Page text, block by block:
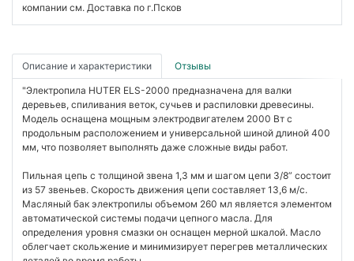
компании см. Доставка по г.Псков
Описание и характеристики Отзывы
"Электропила HUTER ELS-2000 предназначена для валки
деревьев, спиливания веток, сучьев и распиловки древесины.
Модель оснащена мощным электродвигателем 2000 Вт с
продольным расположением и универсальной шиной длиной 400
мм, что позволяет выполнять даже сложные виды работ.
Пильная цепь с толщиной звена 1,3 мм и шагом цепи 3/8” состоит
из 57 звеньев. Скорость движения цепи составляет 13,6 м/с.
Масляный бак электропилы объемом 260 мл является элементом
автоматической системы подачи цепного масла. Для
определения уровня смазки он оснащен мерной шкалой. Масло
облегчает скольжение и минимизирует перегрев металлических